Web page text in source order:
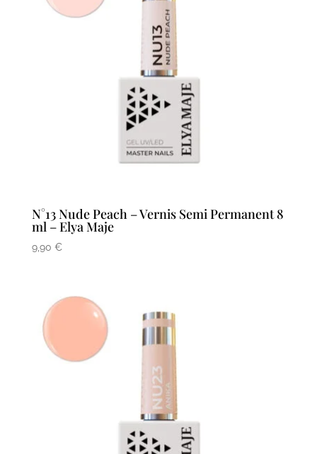
N°13 Nude Peach – Vernis Semi Permanent 8
ml – Elya Maje
9,90 €